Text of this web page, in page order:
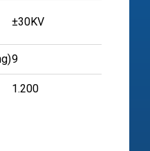
±30KV
9
1.200